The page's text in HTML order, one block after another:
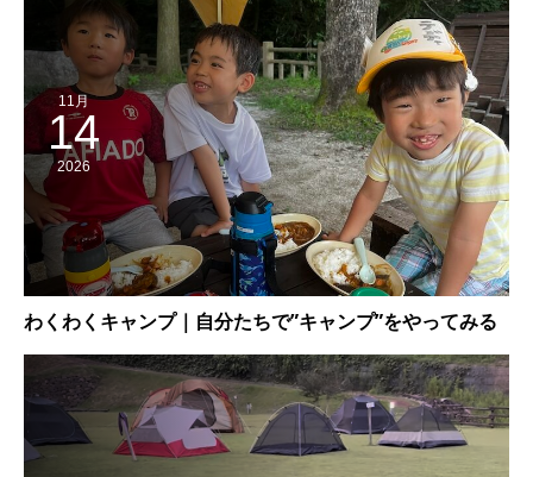
11月
14
2026
わくわくキャンプ｜自分たちで”キャンプ”をやってみる